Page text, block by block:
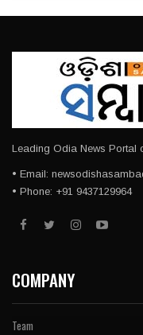
Leading Odia News Portal
• Email:
• Phone: +91 9437129964
COMPANY
Team